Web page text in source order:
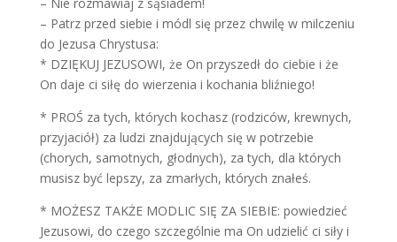
– Patrz przed siebie i módl się przez chwilę w milczeniu
do Jezusa Chrystusa:
* DZIĘKUJ JEZUSOWI, że On przyszedł do ciebie i że
On daje ci siłę do wierzenia i kochania bliźniego!
* PROŚ za tych, których kochasz (rodziców, krewnych,
przyjaciół) za ludzi znajdujących się w potrzebie
(chorych, samotnych, głodnych), za tych, dla których
musisz być lepszy, za zmarłych, których znałeś.
* MOŻESZ TAKŻE MODLIC SIĘ ZA SIEBIE: powiedzieć
Jezusowi, do czego szczególnie ma On udzielić ci siły i